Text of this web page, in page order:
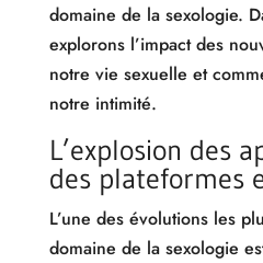
domaine de la sexologie.
explorons l’impact des
notre vie sexuelle et
notre intimité.
L’explosion des
des plateformes
L’une des évolutions les
domaine de la sexologie